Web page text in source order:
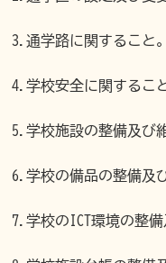
3.通学路に関すること。
4.学校安全に関するこ
5.学校施設の整備及び
6.学校の備品の整備及
7.学校のICT環境の整備